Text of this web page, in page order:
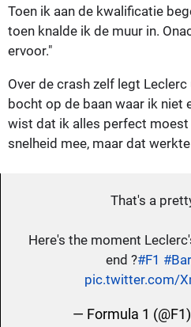
Toen ik aan de kwalificatie
toen knalde ik de muur in.
ervoor."
Over de crash zelf legt
bocht op de baan waar ik niet
wist dat ik alles perfect moest
snelheid mee, maar dat
That's a
Here's the moment
end ?#F1
pic.twitter.com/
— Formula 1 (@F1)